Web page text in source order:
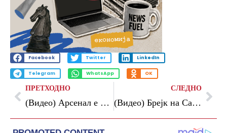
Facebook Twitter LinkedIn
Telegram WhatsApp OK
ПРЕТХОДНО
(Видео) Арсенал е на чекор до титулата во Премиер лигата
СЛЕДНО
(Видео) Брејк на Сан Антонио – Вембањама ја сруши Оклахома по две продолженија